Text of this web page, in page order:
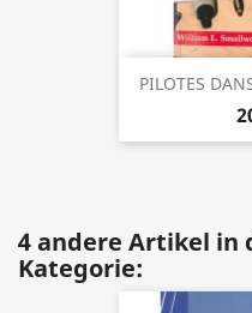
PILOTES
4 andere Artikel in
Kategorie: